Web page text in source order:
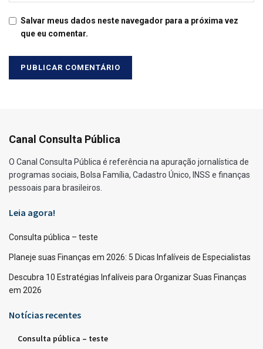
Salvar meus dados neste navegador para a próxima vez
que eu comentar.
Canal Consulta Pública
O Canal Consulta Pública é referência na apuração jornalística de
programas sociais, Bolsa Família, Cadastro Único, INSS e finanças
pessoais para brasileiros.
Leia agora!
Consulta pública – teste
Planeje suas Finanças em 2026: 5 Dicas Infalíveis de Especialistas
Descubra 10 Estratégias Infalíveis para Organizar Suas Finanças
em 2026
Notícias recentes
Consulta pública – teste